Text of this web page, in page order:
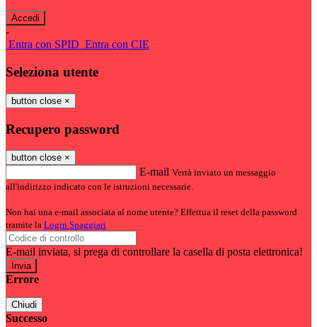
-
Entra con SPID Entra con CIE
Seleziona utente
button close ×
Recupero password
button close ×
E-mail Verrà inviato un messaggio
all'indirizzo indicato con le istruzioni necessarie.
Non hai una e-mail associata al nome utente? Effettua il reset della password
tramite la Login Spaggiari
E-mail inviata, si prega di controllare la casella di posta elettronica!
Errore
Chiudi
Successo